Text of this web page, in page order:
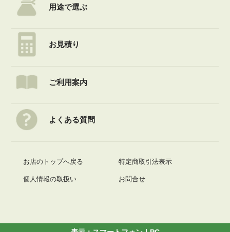
用途で選ぶ
お見積り
ご利用案内
よくある質問
お店のトップへ戻る 特定商取引法表示
個人情報の取扱い お問合せ